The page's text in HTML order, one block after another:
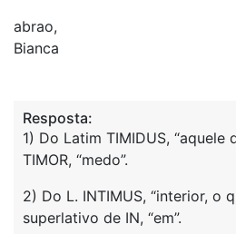
abrao,
Bianca
Resposta:
1) Do Latim TIMIDUS, “aquele
TIMOR, “medo”.
2) Do L. INTIMUS, “interior, o
superlativo de IN, “em”.